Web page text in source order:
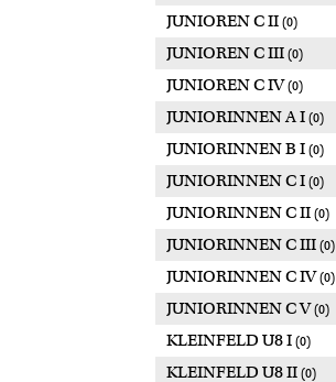
JUNIOREN C II (0)
JUNIOREN C III (0)
JUNIOREN C IV(0)
JUNIORINNEN A I (0)
JUNIORINNEN B I (0)
JUNIORINNEN C I (0)
JUNIORINNEN C II (0)
JUNIORINNEN C III (0)
JUNIORINNEN C IV(0)
JUNIORINNEN C V(0)
KLEINFELD U8 I (0)
KLEINFELD U8 II (0)